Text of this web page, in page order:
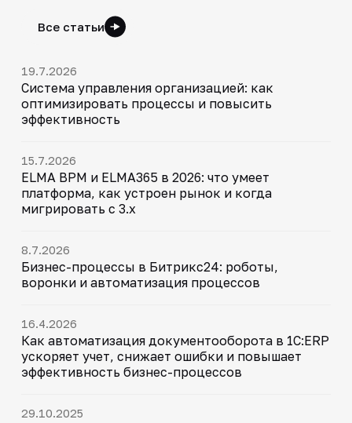
Все статьи
19.7.2026
Система управления организацией: как
оптимизировать процессы и повысить
эффективность
15.7.2026
ELMA BPM и ELMA365 в 2026: что умеет
платформа, как устроен рынок и когда
мигрировать с 3.x
8.7.2026
Бизнес-процессы в Битрикс24: роботы,
воронки и автоматизация процессов
16.4.2026
Как автоматизация документооборота в 1С:ERP
ускоряет учет, снижает ошибки и повышает
эффективность бизнес-процессов
29.10.2025